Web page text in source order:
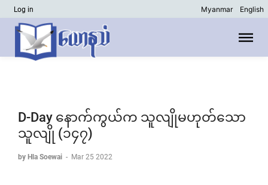
Log in Myanmar English
D-Day နောက်ကွယ်က သူလျိုမဟုတ်သော
သူလျို (၁၄၇)
by Hla Soewai - Mar 25 2022